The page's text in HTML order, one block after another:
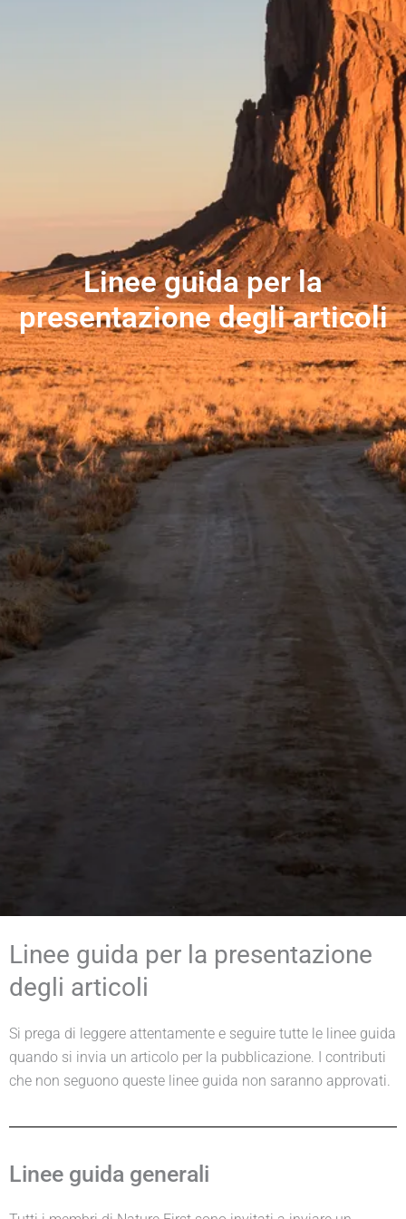
Linee guida per la
presentazione degli articoli
Linee guida per la presentazione
degli articoli
Si prega di leggere attentamente e seguire tutte le linee guida
quando si invia un articolo per la pubblicazione. I contributi
che non seguono queste linee guida non saranno approvati.
Linee guida generali